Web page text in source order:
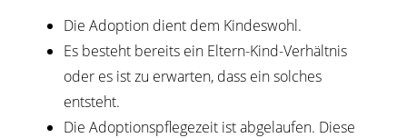
Die Adoption dient dem Kindeswohl.
Es besteht bereits ein Eltern-Kind-Verhältnis
oder es ist zu erwarten, dass ein solches
entsteht.
Die Adoptionspflegezeit ist abgelaufen. Diese